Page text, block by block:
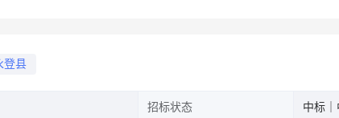
登县
招标状态 中标｜